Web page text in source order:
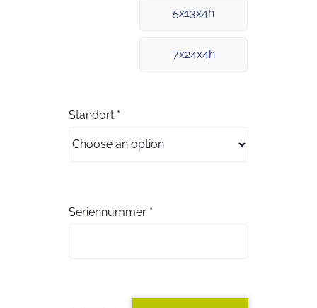
5x13x4h
7x24x4h
Standort *
Seriennummer *